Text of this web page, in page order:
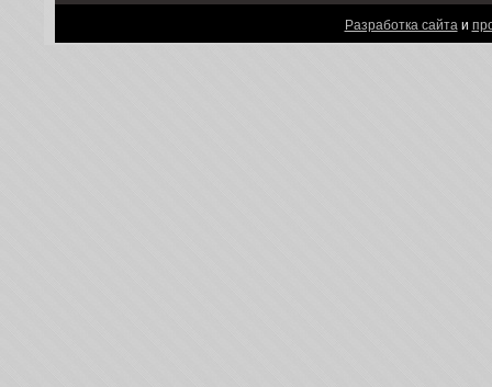
Разработка сайтаи